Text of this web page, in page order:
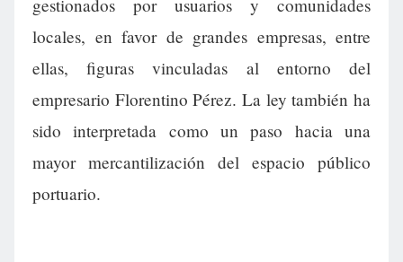
gestionados por usuarios y comunidades
locales, en favor de grandes empresas, entre
ellas, figuras vinculadas al entorno del
empresario Florentino Pérez. La ley también ha
sido interpretada como un paso hacia una
mayor mercantilización del espacio público
portuario.